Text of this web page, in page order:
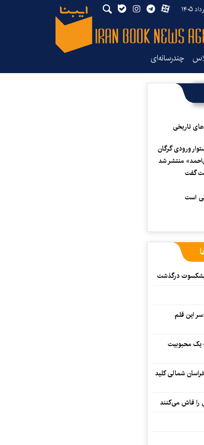
چندرسانه‌ای
تاریخی
ورودی گرگان
منتشر شد
گفت
است
پیشکسوت درگذشت
«سر این قلم
یک محبوبیت
شمالی کلید
را فاش می‌کنند